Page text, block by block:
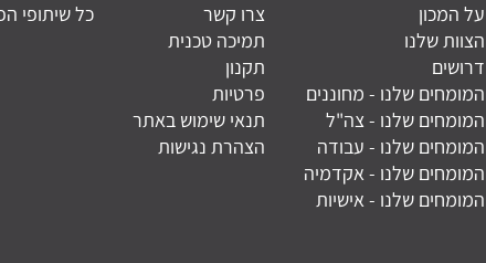
על המכון
הצוות שלנו
דרושים
המומחים שלנו - מחוננים
המומחים שלנו - צה"ל
המומחים שלנו - עבודה
המומחים שלנו - אקדמיה
המומחים שלנו - אישיות
צרו קשר
תמיכה טכנית
תקנון
פרטיות
תנאי שימוש באתר
הצהרת נגישות
כל שיתופי